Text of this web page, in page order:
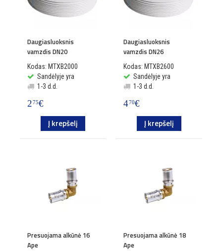
Daugiasluoksnis
vamzdis DN20
Kodas: MTXB2000
Sandėlyje yra
1-3 d.d.
275€
Į krepšelį
Daugiasluoksnis
vamzdis DN26
Kodas: MTXB2600
Sandėlyje yra
1-3 d.d.
470€
Į krepšelį
Presuojama alkūnė 16
Ape
Presuojama alkūnė 18
Ape